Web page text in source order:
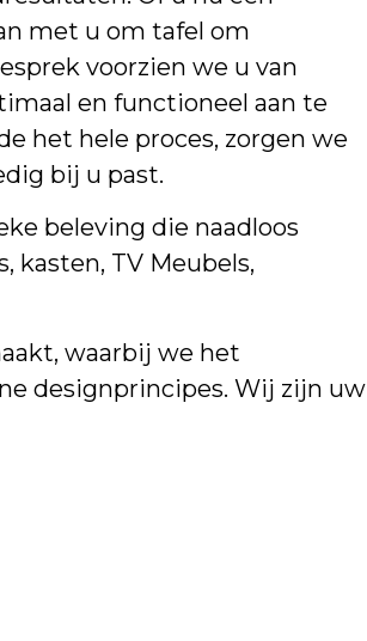
met u om tafel om
voorzien we u van
en functioneel aan te
het hele proces, zorgen we
bij u past.
beleving die naadloos
kasten, TV Meubels,
waarbij we het
designprincipes. Wij zijn uw